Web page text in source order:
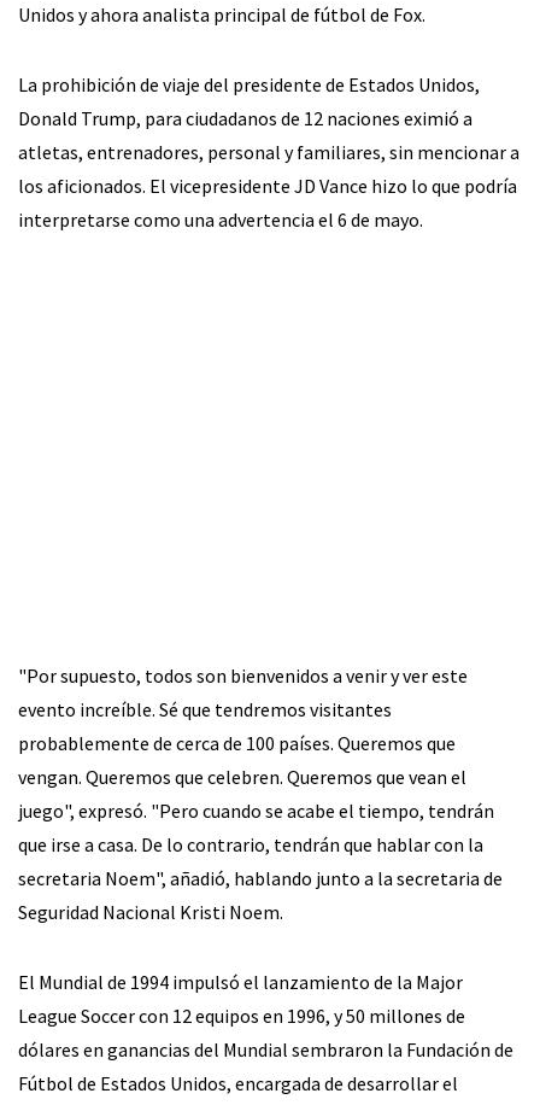
Unidos y ahora analista principal de fútbol de Fox.
La prohibición de viaje del presidente de Estados Unidos,
Donald Trump, para ciudadanos de 12 naciones eximió a
atletas, entrenadores, personal y familiares, sin mencionar a
los aficionados. El vicepresidente JD Vance hizo lo que podría
interpretarse como una advertencia el 6 de mayo.
"Por supuesto, todos son bienvenidos a venir y ver este
evento increíble. Sé que tendremos visitantes
probablemente de cerca de 100 países. Queremos que
vengan. Queremos que celebren. Queremos que vean el
juego", expresó. "Pero cuando se acabe el tiempo, tendrán
que irse a casa. De lo contrario, tendrán que hablar con la
secretaria Noem", añadió, hablando junto a la secretaria de
Seguridad Nacional Kristi Noem.
El Mundial de 1994 impulsó el lanzamiento de la Major
League Soccer con 12 equipos en 1996, y 50 millones de
dólares en ganancias del Mundial sembraron la Fundación de
Fútbol de Estados Unidos, encargada de desarrollar el